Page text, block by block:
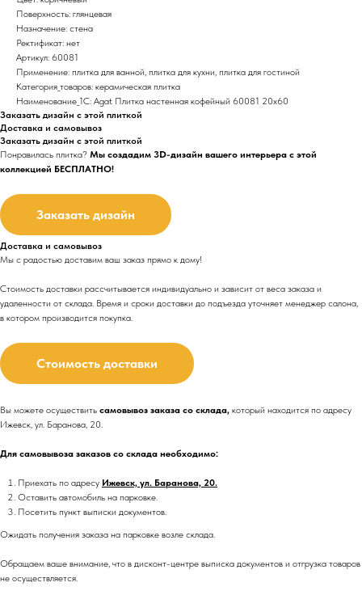
Поверхность: глянцевая
Назначение: стена
Ректификат: нет
Артикул: 60081
Применение: плитка для ванной, плитка для кухни, плитка для гостиной
Категория_товаров: керамическая плитка
Наименование_1С: Agat Плитка настенная кофейный 60081 20х60
Заказать дизайн с этой плиткой
Доставка и самовывоз
Заказать дизайн с этой плиткой
Понравилась плитка? Мы создадим 3D-дизайн вашего интерьера с этой
коллекцией БЕСПЛАТНО!
Заказать дизайн
Доставка и самовывоз
Мы с радостью доставим ваш заказ прямо к дому!
Стоимость доставки рассчитывается индивидуально и зависит от веса заказа и
удаленности от склада. Время и сроки доставки до подъезда уточняет менеджер салона,
в котором производится покупка.
Стоимость доставки
Вы можете осуществить самовывоз заказа со склада, который находится по адресу
Ижевск, ул. Баранова, 20.
Для самовывоза заказов со склада необходимо:
Приехать по адресу Ижевск, ул. Баранова, 20.
Оставить автомобиль на парковке.
Посетить пункт выписки документов.
Ожидать получения заказа на парковке возле склада.
Обращаем ваше внимание, что в дисконт-центре выписка документов и отгрузка товаров
не осуществляется.